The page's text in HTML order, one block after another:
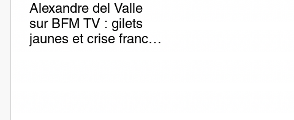
Alexandre del Valle
sur BFM TV : gilets
jaunes et crise franco-